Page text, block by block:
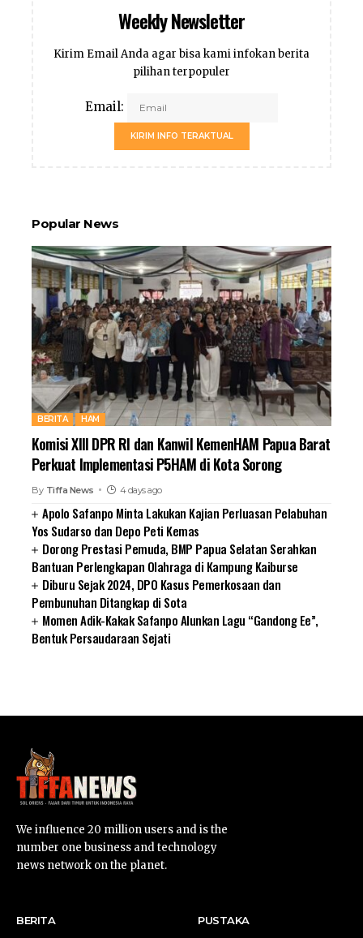
Weekly Newsletter
Kirim Email Anda agar bisa kami infokan berita
pilihan terpopuler
Email:
KIRIM INFO TERAKTUAL
Popular News
BERITA HAM
Komisi XIII DPR RI dan Kanwil KemenHAM Papua Barat
Perkuat Implementasi P5HAM di Kota Sorong
By Tiffa News 4 days ago
Apolo Safanpo Minta Lakukan Kajian Perluasan Pelabuhan
Yos Sudarso dan Depo Peti Kemas
Dorong Prestasi Pemuda, BMP Papua Selatan Serahkan
Bantuan Perlengkapan Olahraga di Kampung Kaiburse
Diburu Sejak 2024, DPO Kasus Pemerkosaan dan
Pembunuhan Ditangkap di Sota
Momen Adik-Kakak Safanpo Alunkan Lagu “Gandong Ee”,
Bentuk Persaudaraan Sejati
We influence 20 million users and is the
number one business and technology
news network on the planet.
BERITA PUSTAKA